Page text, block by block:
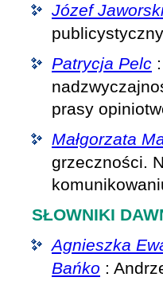
Józef
Patrycja Pelc
prasy
Małgorzata
grzeczności.
SŁOWNIKI
Agnieszka
Bańko :